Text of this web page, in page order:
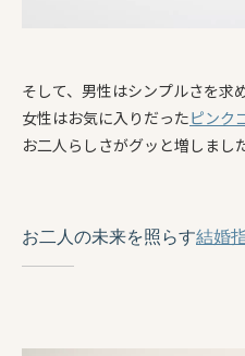
そして、男性はシンプルさを求
女性はお気に入りだったピンク
お二人らしさがグッと増しまし
お二人の未来を照らす結婚